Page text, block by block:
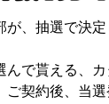
が、抽選で決
んで貰える、
ご契約後、当